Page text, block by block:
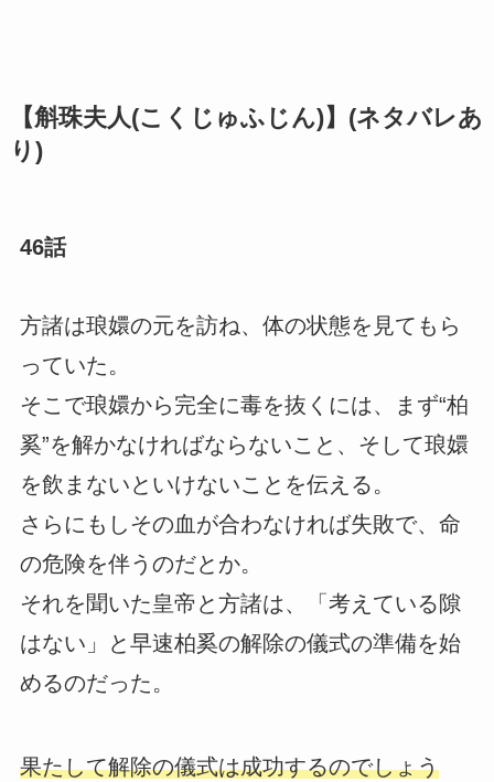
【斛珠夫人(こくじゅふじん)】(ネタバレあ
り)
46話
方諸は琅嬛の元を訪ね、体の状態を見てもら
っていた。
そこで琅嬛から完全に毒を抜くには、まず“柏
奚”を解かなければならないこと、そして琅嬛
を飲まないといけないことを伝える。
さらにもしその血が合わなければ失敗で、命
の危険を伴うのだとか。
それを聞いた皇帝と方諸は、「考えている隙
はない」と早速柏奚の解除の儀式の準備を始
めるのだった。
果たして解除の儀式は成功するのでしょう